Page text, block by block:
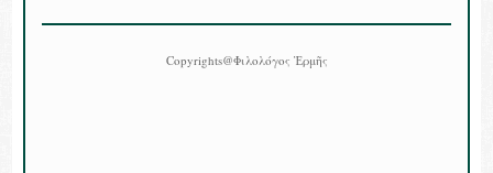
Copyrights@Φιλολόγος Ἑρμῆς